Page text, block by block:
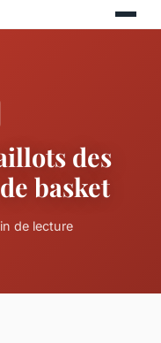
des
basket
de lecture